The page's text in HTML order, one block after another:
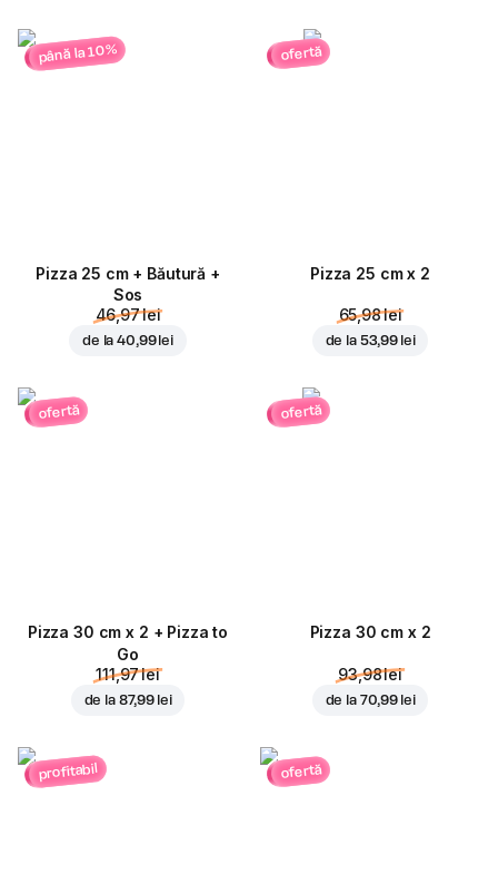
până la 10%
Pizza 25 cm + Băutură +
Sos
46,97 lei
de la40,99 lei
ofertă
Pizza 25 cm x 2
65,98 lei
de la 53,99 lei
ofertă
Pizza 30 cm x 2 + Pizza to
Go
111,97 lei
de la 87,99 lei
ofertă
Pizza 30 cm x 2
93,98 lei
de la 70,99 lei
profitabil ofertă